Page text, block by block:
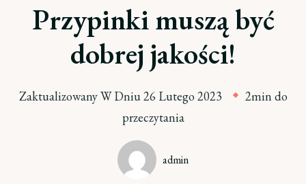
Przypinki muszą być
dobrej jakości!
Zaktualizowany W Dniu26 Lutego 2023
2min do
przeczytania
admin